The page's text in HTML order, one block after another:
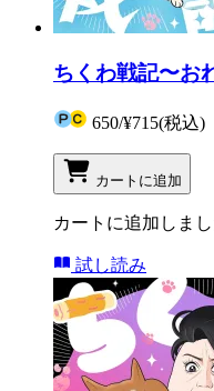
ちくわ戦記〜お
650/¥715(税込)
カートに追加
カートに追加しま
試し読み